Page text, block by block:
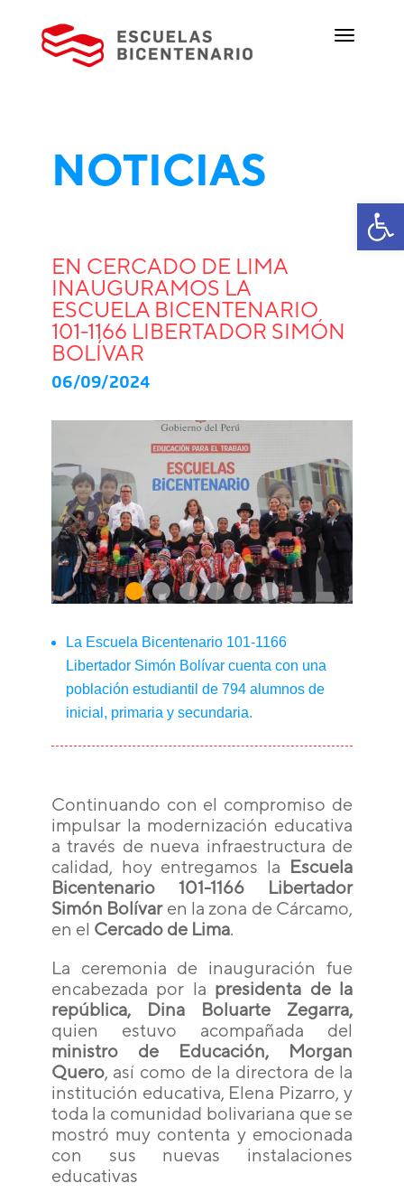
NOTICIAS
EN CERCADO DE LIMA
INAUGURAMOS LA
ESCUELA BICENTENARIO
101-1166 LIBERTADOR SIMÓN
BOLÍVAR
06/09/2024
La Escuela Bicentenario 101-1166
Libertador Simón Bolívar cuenta con una
población estudiantil de 794 alumnos de
inicial, primaria y secundaria.
Continuando con el compromiso de
impulsar la modernización educativa
a través de nueva infraestructura de
calidad, hoy entregamos la Escuela
Bicentenario 101-1166 Libertador
Simón Bolívaren la zona de Cárcamo,
en el Cercado de Lima.
La ceremonia de inauguración fue
encabezada por la presidenta de la
república, Dina Boluarte Zegarra,
quien estuvo acompañada del
ministro de Educación, Morgan
Quero, así como de la directora de la
institución educativa, Elena Pizarro, y
toda la comunidad bolivariana que se
mostró muy contenta y emocionada
con sus nuevas instalaciones
educativas